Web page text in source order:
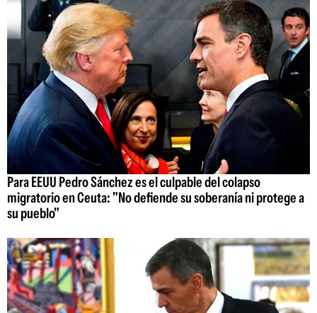
Para EEUU Pedro Sánchez es el culpable del colapso
migratorio en Ceuta: "No defiende su soberanía ni protege a
su pueblo"